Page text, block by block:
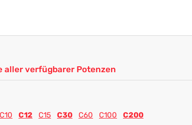
aller verfügbarer Potenzen
C10 C12 C15 C30 C60 C100 C200